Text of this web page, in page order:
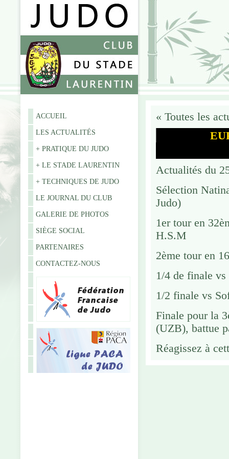
ACCUEIL
LES ACTUALITÉS
+ PRATIQUE DU JUDO
+ LE STADE LAURENTIN
+ TECHNIQUES DE JUDO
LE JOURNAL DU CLUB
GALERIE DE PHOTOS
SIÈGE SOCIAL
PARTENAIRES
CONTACTEZ-NOUS
« Toutes les
Actualités du
Sélection
Judo)
1er tour en
H.S.M
2ème tour en
1/4 de finale
1/2 finale vs
Finale pour la
(UZB), battue
Réagissez à